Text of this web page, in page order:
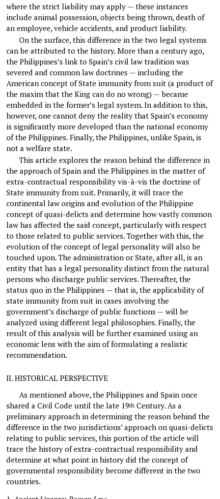
where the strict liability may apply — these instances
include animal possession, objects being thrown, death of
an employee, vehicle accidents, and product liability.
On the surface, this difference in the two legal systems
can be attributed to the history. More than a century ago,
the Philippines’s link to Spain’s civil law tradition was
severed and common law doctrines — including the
American concept of State immunity from suit (a product of
the maxim that the King can do no wrong) — became
embedded in the former’s legal system. In addition to this,
however, one cannot deny the reality that Spain’s economy
is significantly more developed than the national economy
of the Philippines. Finally, the Philippines, unlike Spain, is
not a welfare state.
This article explores the reason behind the difference in
the approach of Spain and the Philippines in the matter of
extra-contractual responsibility vis-à-vis the doctrine of
State immunity from suit. Primarily, it will trace the
continental law origins and evolution of the Philippine
concept of quasi-delicts and determine how vastly common
law has affected the said concept, particularly with respect
to those related to public services. Together with this, the
evolution of the concept of legal personality will also be
touched upon. The administration or State, after all, is an
entity that has a legal personality distinct from the natural
persons who discharge public services. Thereafter, the
status quo in the Philippines — that is, the applicability of
state immunity from suit in cases involving the
government’s discharge of public functions — will be
analyzed using different legal philosophies. Finally, the
result of this analysis will be further examined using an
economic lens with the aim of formulating a realistic
recommendation.
II. HISTORICAL PERSPECTIVE
As mentioned above, the Philippines and Spain once
shared a Civil Code until the late 19thCentury. As a
preliminary approach in determining the reason behind the
difference in the two jurisdictions’ approach on quasi-delicts
relating to public services, this portion of the article will
trace the history of extra-contractual responsibility and
determine at what point in history did the concept of
governmental responsibility become different in the two
countries.